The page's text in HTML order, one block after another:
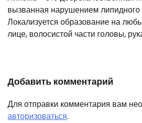
вызванная нарушением
Локализуется образование на
лице, волосистой части головы,
Добавить комментарий
Для отправки комментария вам
авторизоваться.